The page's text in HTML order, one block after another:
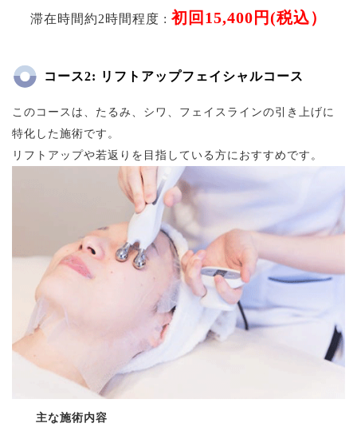
滞在時間約2時間程度 : 初回15,400円(税込）
コース2: リフトアップフェイシャルコース
このコースは、たるみ、シワ、フェイスラインの引き上げに
特化した施術です。
リフトアップや若返りを目指している方におすすめです。
主な施術内容